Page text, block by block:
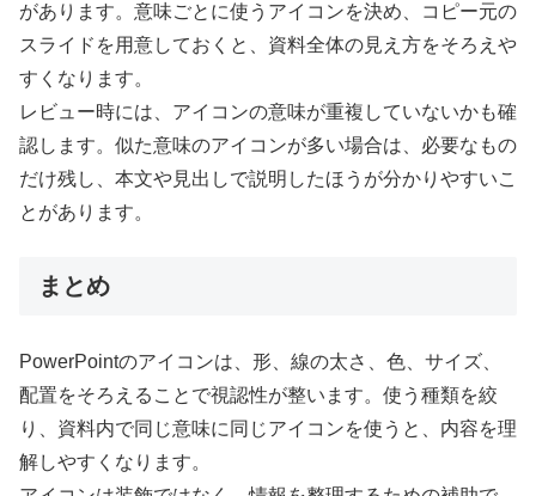
があります。意味ごとに使うアイコンを決め、コピー元の
スライドを用意しておくと、資料全体の見え方をそろえや
すくなります。
レビュー時には、アイコンの意味が重複していないかも確
認します。似た意味のアイコンが多い場合は、必要なもの
だけ残し、本文や見出しで説明したほうが分かりやすいこ
とがあります。
まとめ
PowerPointのアイコンは、形、線の太さ、色、サイズ、
配置をそろえることで視認性が整います。使う種類を絞
り、資料内で同じ意味に同じアイコンを使うと、内容を理
解しやすくなります。